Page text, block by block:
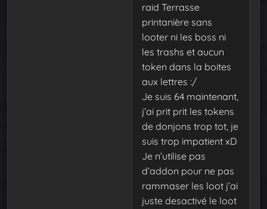
raid Terrasse
printanière sans
looter ni les boss ni
les trashs et aucun
token dans la boites
aux lettres :/
Je suis 64 maintenant,
j’ai prit prit les tokens
de donjons trop tot, je
suis trop impatient xD
Je n’utilise pas
d’addon pour ne pas
rammaser les loot j’ai
juste desactivé le loot